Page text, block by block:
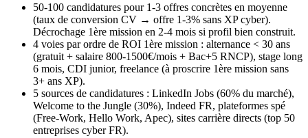
50-100 candidatures pour 1-3 offres concrètes en moyenne
(taux de conversion CV → offre 1-3% sans XP cyber).
Décrochage 1ère mission en 2-4 mois si profil bien construit.
4 voies par ordre de ROI 1ère mission : alternance < 30 ans
(gratuit + salaire 800-1500€/mois + Bac+5 RNCP), stage long
6 mois, CDI junior, freelance (à proscrire 1ère mission sans
3+ ans XP).
5 sources de candidatures : LinkedIn Jobs (60% du marché),
Welcome to the Jungle (30%), Indeed FR, plateformes spé
(Free-Work, Hello Work, Apec), sites carrière directs (top 50
entreprises cyber FR).